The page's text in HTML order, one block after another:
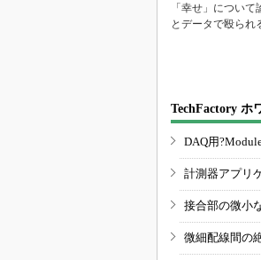
「幸せ」について
とデータで殴られ
TechFactory ホ
DAQ用
計測器アプリ
接合部の微小
微細配線間の